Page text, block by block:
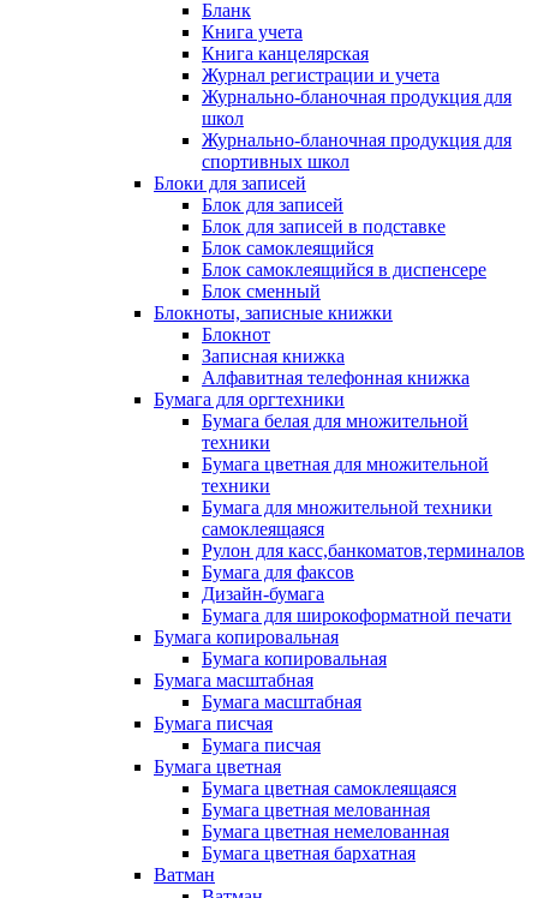
Бланк
Книга учета
Книга канцелярская
Журнал регистрации и учета
Журнально-бланочная продукция для
школ
Журнально-бланочная продукция для
спортивных школ
Блоки для записей
Блок для записей
Блок для записей в подставке
Блок самоклеящийся
Блок самоклеящийся в диспенсере
Блок сменный
Блокноты, записные книжки
Блокнот
Записная книжка
Алфавитная телефонная книжка
Бумага для оргтехники
Бумага белая для множительной
техники
Бумага цветная для множительной
техники
Бумага для множительной техники
самоклеящаяся
Рулон для касс,банкоматов,терминалов
Бумага для факсов
Дизайн-бумага
Бумага для широкоформатной печати
Бумага копировальная
Бумага копировальная
Бумага масштабная
Бумага масштабная
Бумага писчая
Бумага писчая
Бумага цветная
Бумага цветная самоклеящаяся
Бумага цветная мелованная
Бумага цветная немелованная
Бумага цветная бархатная
Ватман